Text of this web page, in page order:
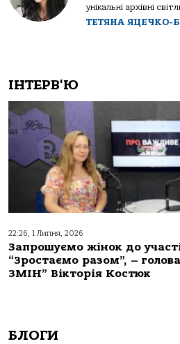
унікальні архівні
ТЕТЯНА ЯЦЕЧКО-
ІНТЕРВ'Ю
22:26, 1 Липня, 2026
Запрошуємо жінок до
“Зростаємо разом”, –
ЗМІН” Вікторія Костюк
БЛОГИ